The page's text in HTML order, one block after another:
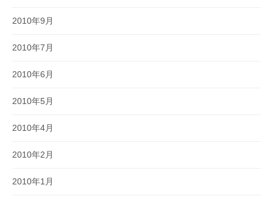
2010年9月
2010年7月
2010年6月
2010年5月
2010年4月
2010年2月
2010年1月